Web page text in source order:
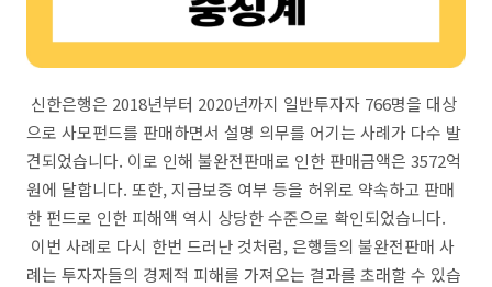
신한은행은 2018년부터 2020년까지 일반투자자 766명을 대상
으로 사모펀드를 판매하면서 설명 의무를 어기는 사례가 다수 발
견되었습니다. 이로 인해 불완전판매로 인한 판매금액은 3572억
원에 달합니다. 또한, 지급보증 여부 등을 허위로 약속하고 판매
한 펀드로 인한 피해액 역시 상당한 수준으로 확인되었습니다.
이번 사례로 다시 한번 드러난 것처럼, 은행들의 불완전판매 사
례는 투자자들의 경제적 피해를 가져오는 결과를 초래할 수 있습